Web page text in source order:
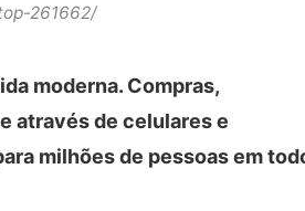
261662/
moderna. Compras,
através de celulares e
milhões de pessoas em